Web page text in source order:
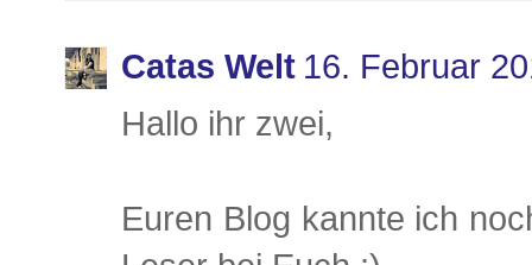
Catas Welt 16. Februar
Hallo ihr zwei,
Euren Blog kannte ich